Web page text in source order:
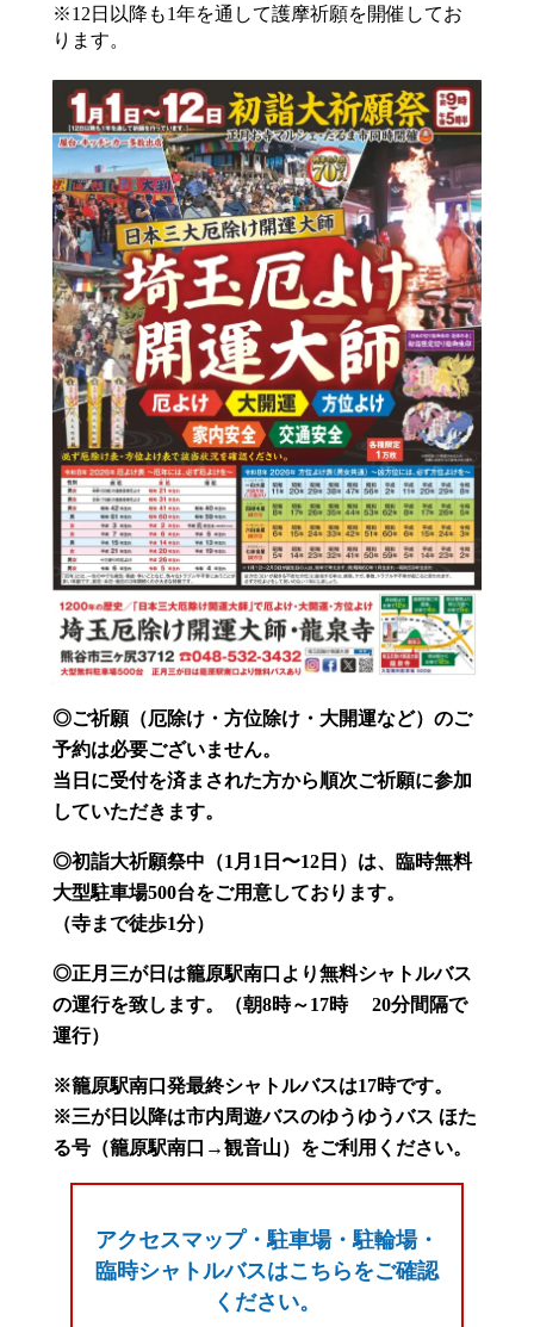
※12日以降も1年を通して護摩祈願を開催してお
ります。
◎ご祈願（厄除け・方位除け・大開運など）のご
予約は必要ございません。
当日に受付を済まされた方から順次ご祈願に参加
していただきます。
◎初詣大祈願祭中（1月1日〜12日） は、臨時無料
大型駐車場500台をご用意しております。
（寺まで徒歩1分）
◎正月三が日は籠原駅南口より無料シャトルバス
の運行を致します。（朝8時～17時 20分間隔で
運行）
※籠原駅南口発最終シャトルバスは17時です。
※三が日以降は市内周遊バスのゆうゆうバス ほた
る号（籠原駅南口→観音山）をご利用ください。
アクセスマップ・駐車場・駐輪場・
臨時シャトルバスはこちらをご確認
ください。